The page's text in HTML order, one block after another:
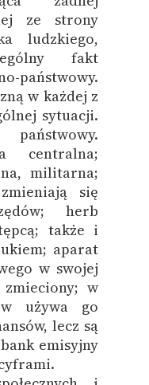
ze strony
ludzkiego,
fakt
w każdej z
sytuacji.
centralna;
militarna;
się
herb
także i
aparat
w swojej
w
używa go
lecz są
emisyjny